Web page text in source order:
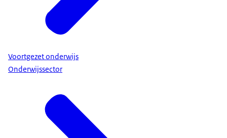
Voortgezet onderwijs
Onderwijssector